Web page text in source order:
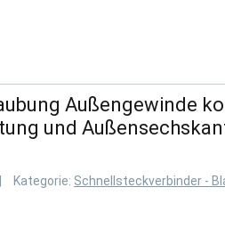
Außengewinde
und
Kategorie: Schnellsteckverbinder -